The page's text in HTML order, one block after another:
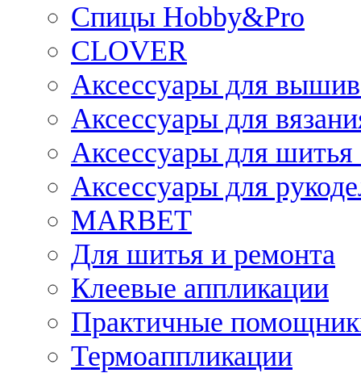
Спицы Hobby&Pro
CLOVER
Аксессуары для
Аксессуары для
Аксессуары для
Аксессуары для
MARBET
Для шитья и ремонта
Клеевые аппликации
Практичные
Термоаппликации